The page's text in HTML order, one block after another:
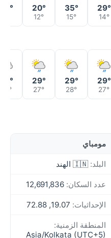
29°
14°
35°
15°
20°
12°
29°
27°
29°
28°
29°
27°
27°
مومباي
البلد: 🇮🇳 الهند
عدد السكان:
الإحداثيات:
المنطقة الزمنية:
Asia/Kolkata (UTC+5)